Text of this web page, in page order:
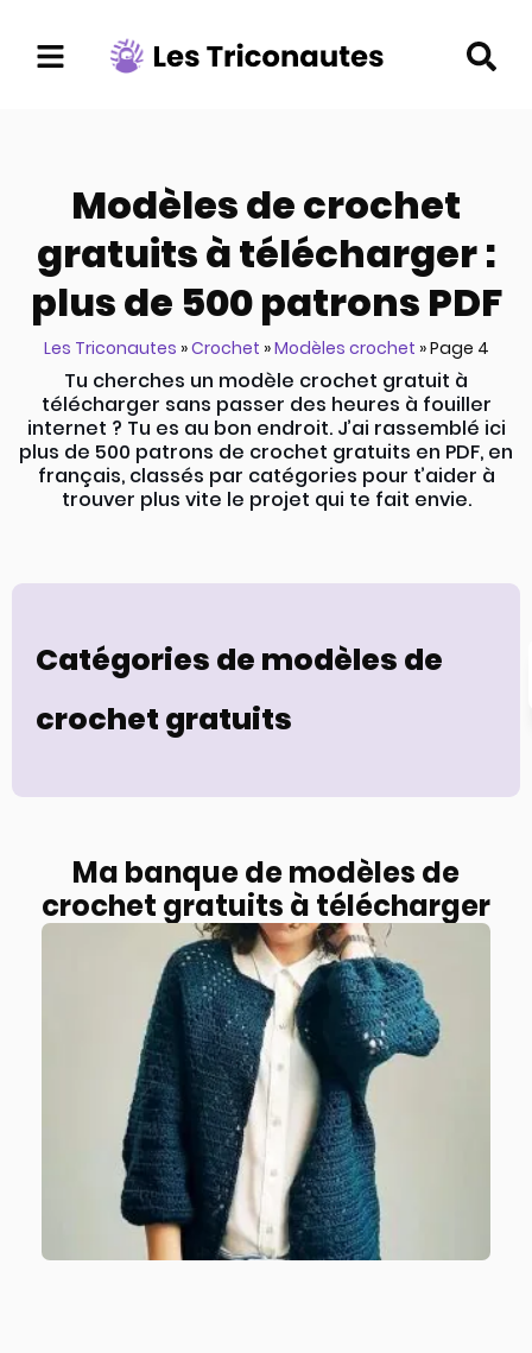
Aller
Modèles de crochet
gratuits à télécharger :
plus de 500 patrons PDF
Les Triconautes »Crochet »Modèles crochet »Page 4
Tu cherches un modèle crochet gratuit à
télécharger sans passer des heures à fouiller
internet ? Tu es au bon endroit. J’ai rassemblé ici
plus de 500 patrons de crochet gratuits en PDF, en
français, classés par catégories pour t’aider à
trouver plus vite le projet qui te fait envie.
Catégories de modèles de
crochet gratuits
Ma banque de modèles de
crochet gratuits à télécharger